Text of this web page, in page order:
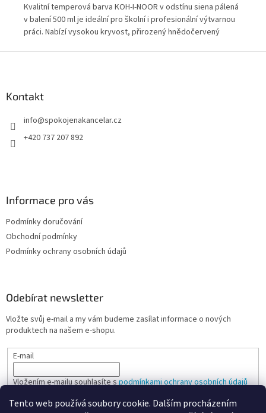
Tento web používá soubory cookie. Dalším procházením
Kvalitní temperová barva KOH-I-NOOR v odstínu siena pálená
v balení 500 ml je ideální pro školní i profesionální výtvarnou
práci. Nabízí vysokou kryvost, přirozený hnědočervený
Kontakt
info@spokojenakancelar.cz
+420 737 207 892
Informace pro vás
Podmínky doručování
Obchodní podmínky
Podmínky ochrany osobních údajů
Odebírat newsletter
Vložte svůj e-mail a my vám budeme zasílat informace o nových
produktech na našem e-shopu.
E-mail
Vložením e-mailu souhlasíte spodmínkami ochrany osobních údajů
PŘIHLÁSIT SE